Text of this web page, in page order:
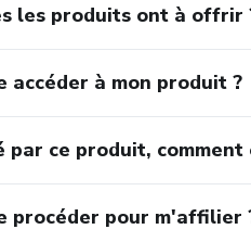
les produits ont à offrir
accéder à mon produit ?
par ce produit,
procéder pour m'affilier